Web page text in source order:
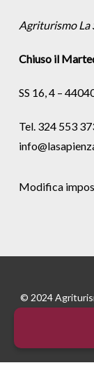
Agriturismo La
Chiuso il
SS 16, 4 –
Tel. 324 553
Modifica
© 2024